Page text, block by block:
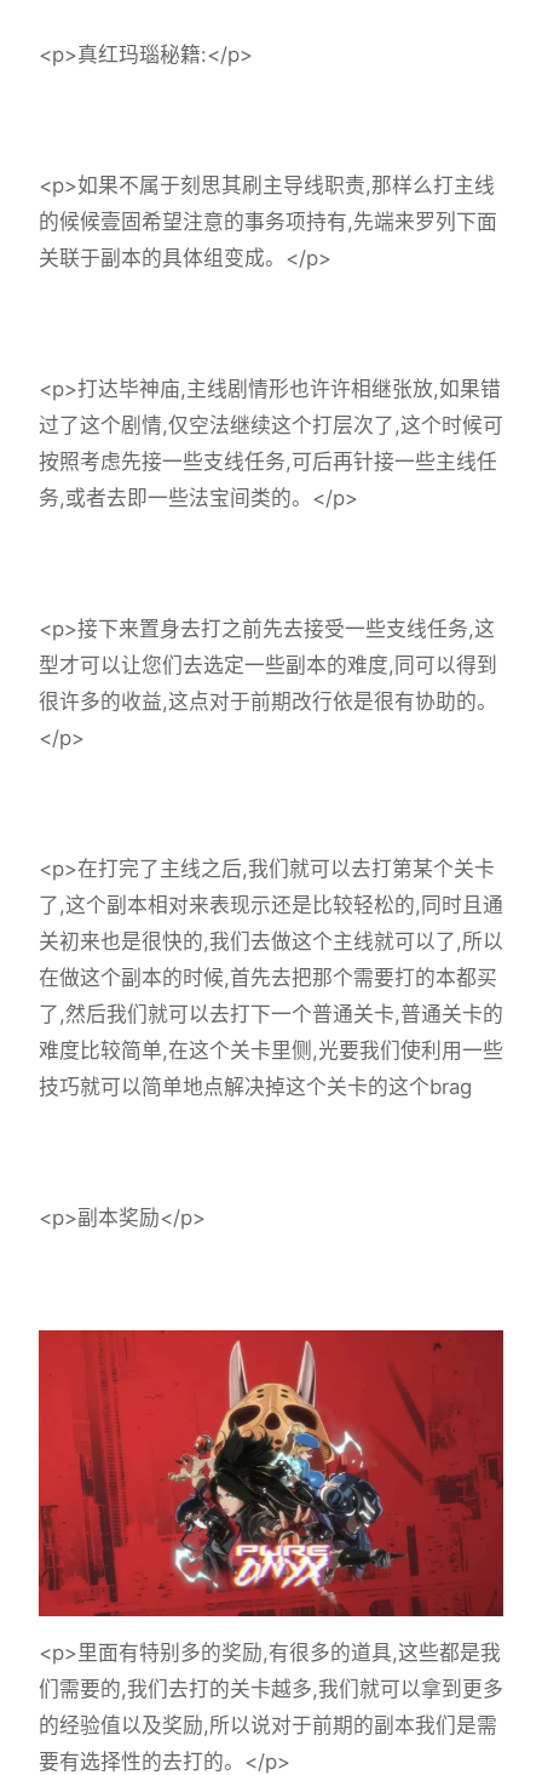
<p>真红玛瑙秘籍:</p>
<p>如果不属于刻思其刷主导线职责,那样么打主线
的候候壹固希望注意的事务项持有,先端来罗列下面
关联于副本的具体组变成。</p>
<p>打达毕神庙,主线剧情形也许许相继张放,如果错
过了这个剧情,仅空法继续这个打层次了,这个时候可
按照考虑先接一些支线任务,可后再针接一些主线任
务,或者去即一些法宝间类的。</p>
<p>接下来置身去打之前先去接受一些支线任务,这
型才可以让您们去选定一些副本的难度,同可以得到
很许多的收益,这点对于前期改行依是很有协助的。
</p>
<p>在打完了主线之后,我们就可以去打第某个关卡
了,这个副本相对来表现示还是比较轻松的,同时且通
关初来也是很快的,我们去做这个主线就可以了,所以
在做这个副本的时候,首先去把那个需要打的本都买
了,然后我们就可以去打下一个普通关卡,普通关卡的
难度比较简单,在这个关卡里侧,光要我们使利用一些
技巧就可以简单地点解决掉这个关卡的这个brag
<p>副本奖励</p>
<p>里面有特别多的奖励,有很多的道具,这些都是我
们需要的,我们去打的关卡越多,我们就可以拿到更多
的经验值以及奖励,所以说对于前期的副本我们是需
要有选择性的去打的。</p>